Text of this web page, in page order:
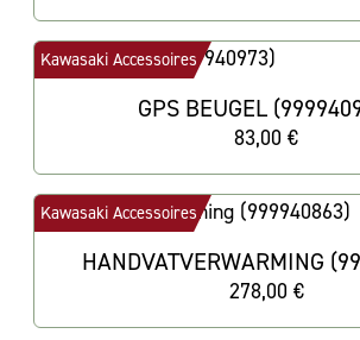
Kawasaki Accessoires
GPS BEUGEL
83,00 €
Kawasaki Accessoires
HANDVATVERWARMING
278,00 €